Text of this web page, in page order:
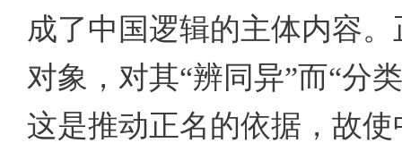
成了中国逻辑的主体内容
对象，对其“辨同异”而“分
这是推动正名的依据，故